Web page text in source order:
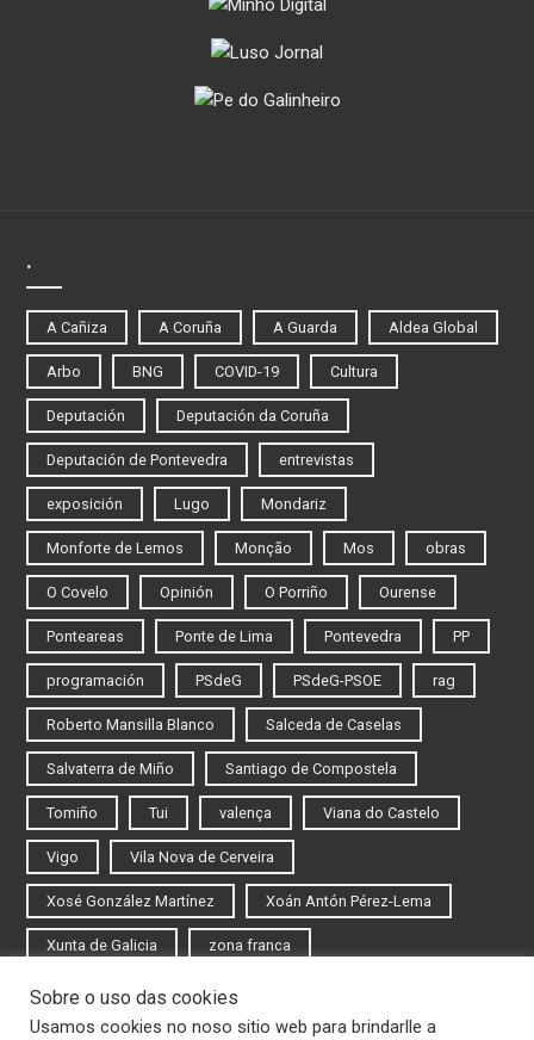
.
A Cañiza A Coruña A Guarda Aldea Global
Arbo BNG COVID-19 Cultura
Deputación Deputación da Coruña
Deputación de Pontevedra entrevistas
exposición Lugo Mondariz
Monforte de Lemos Monção Mos obras
O Covelo Opinión O Porriño Ourense
Ponteareas Ponte de Lima Pontevedra PP
programación PSdeG PSdeG-PSOE rag
Roberto Mansilla Blanco Salceda de Caselas
Salvaterra de Miño Santiago de Compostela
Tomiño Tui valença Viana do Castelo
Vigo Vila Nova de Cerveira
Xosé González Martínez Xoán Antón Pérez-Lema
Xunta de Galicia zona franca
Iniciar sesión
Sobre o uso das cookies
Usamos cookies no noso sitio web para brindarlle a